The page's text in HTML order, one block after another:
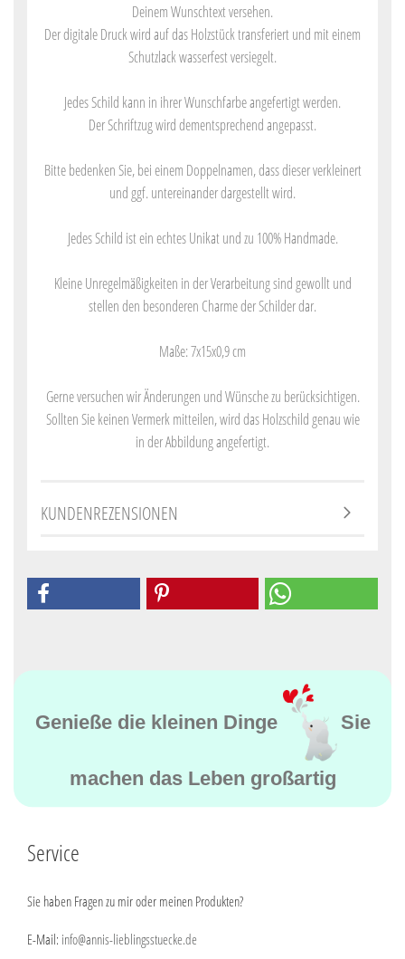
Deinem Wunschtext versehen.
Der digitale Druck wird auf das Holzstück transferiert und mit einem
Schutzlack wasserfest versiegelt.
Jedes Schild kann in ihrer Wunschfarbe angefertigt werden.
Der Schriftzug wird dementsprechend angepasst.
Bitte bedenken Sie, bei einem Doppelnamen, dass dieser verkleinert
und ggf. untereinander dargestellt wird.
Jedes Schild ist ein echtes Unikat und zu 100% Handmade.
Kleine Unregelmäßigkeiten in der Verarbeitung sind gewollt und
stellen den besonderen Charme der Schilder dar.
Maße: 7x15x0,9 cm
Gerne versuchen wir Änderungen und Wünsche zu berücksichtigen.
Sollten Sie keinen Vermerk mitteilen, wird das Holzschild genau wie
in der Abbildung angefertigt.
KUNDENREZENSIONEN
Genieße die kleinen Dinge Sie
machen das Leben großartig
Service
Sie haben Fragen zu mir oder meinen Produkten?
E-Mail: info@annis-lieblingsstuecke.de